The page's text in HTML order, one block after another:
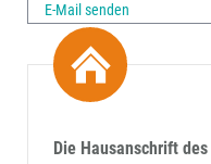
E-Mail senden
Die Hausanschrift des